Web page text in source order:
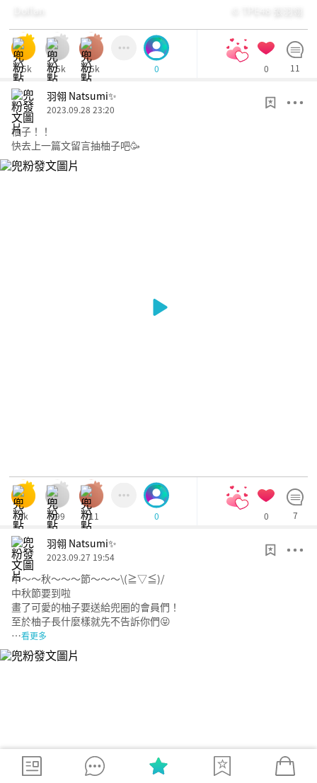
© TPE48 張羽翎
1.5k 1.5k 1.5k 0 0 11
羽翎 Natsumi✨
2023.09.28 23:20
柚子！！
快去上一篇文留言抽柚子吧🥳
3k 999 711 0 0 7
羽翎 Natsumi✨
2023.09.27 19:54
中～～秋～～～節～～～\(≧▽≦)/
中秋節要到啦
畫了可愛的柚子要送給兜圈的會員們！
至於柚子長什麼樣就先不告訴你們😝
…看更多